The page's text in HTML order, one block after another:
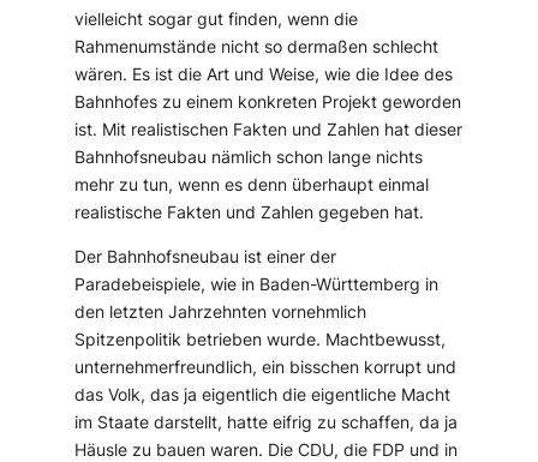
vielleicht sogar gut finden, wenn die
Rahmenumstände nicht so dermaßen schlecht
wären. Es ist die Art und Weise, wie die Idee des
Bahnhofes zu einem konkreten Projekt geworden
ist. Mit realistischen Fakten und Zahlen hat dieser
Bahnhofsneubau nämlich schon lange nichts
mehr zu tun, wenn es denn überhaupt einmal
realistische Fakten und Zahlen gegeben hat.
Der Bahnhofsneubau ist einer der
Paradebeispiele, wie in Baden-Württemberg in
den letzten Jahrzehnten vornehmlich
Spitzenpolitik betrieben wurde. Machtbewusst,
unternehmerfreundlich, ein bisschen korrupt und
das Volk, das ja eigentlich die eigentliche Macht
im Staate darstellt, hatte eifrig zu schaffen, da ja
Häusle zu bauen waren. Die CDU, die FDP und in